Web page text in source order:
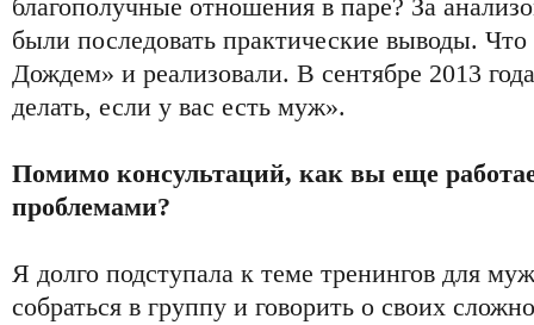
благополучные отношения в паре? За
были последовать практические выводы.
Дождем» и реализовали. В сентябре 2013
делать, если у вас есть муж».
Помимо консультаций, как вы еще
проблемами?
Я долго подступала к теме тренингов для
собраться в группу и говорить о своих